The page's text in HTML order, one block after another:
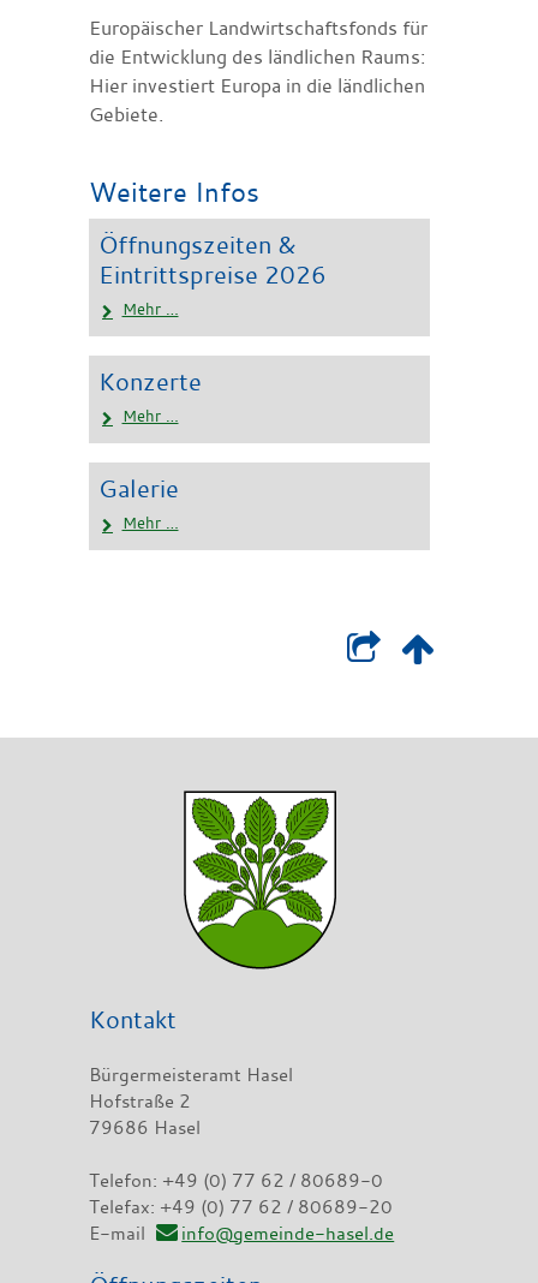
Europäischer Landwirtschaftsfonds für
die Entwicklung des ländlichen Raums:
Hier investiert Europa in die ländlichen
Gebiete.
Weitere Infos
Öffnungszeiten &
Eintrittspreise 2026
Mehr …
Konzerte
Mehr …
Galerie
Mehr …
Kontakt
Bürgermeisteramt Hasel
Hofstraße 2
79686 Hasel
Telefon: +49 (0) 77 62 / 80689-0
Telefax: +49 (0) 77 62 / 80689-20
E-mail
info@gemeinde-hasel.de